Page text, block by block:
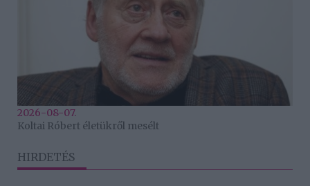
2026-08-07.
Koltai Róbert életükről mesélt
HIRDETÉS